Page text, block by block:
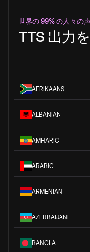
世界の 99% の人々の声
TTS 出力
AFRIKAANS
ALBANIAN
AMHARIC
ARABIC
ARMENIAN
AZERBAIJANI
BANGLA